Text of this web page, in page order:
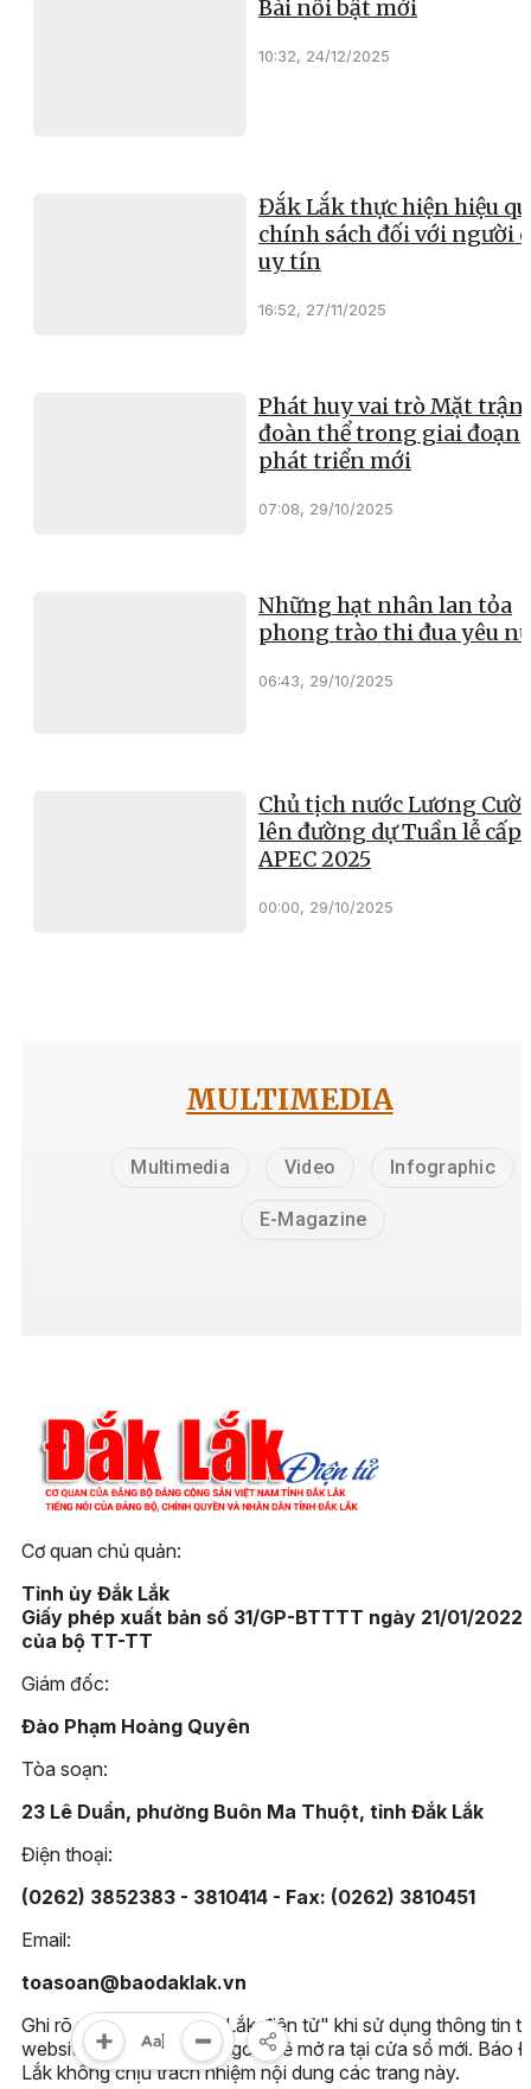
Bài nổi bật mới
10:32, 24/12/2025
Đắk Lắk thực hiện hiệu
chính sách đối với người
uy tín
16:52, 27/11/2025
Phát huy vai trò Mặt trận
đoàn thể trong giai đoạn
phát triển mới
07:08, 29/10/2025
Những hạt nhân lan tỏa
phong trào thi đua yêu
06:43, 29/10/2025
Chủ tịch nước Lương
lên đường dự Tuần lễ cấp
APEC 2025
00:00, 29/10/2025
MULTIMEDIA
Multimedia Video Infographic
E-Magazine
Cơ quan chủ quản:
Tỉnh ủy Đắk Lắk
Giấy phép xuất bản số 31/GP-BTTTT ngày 21/01/2022
của bộ TT-TT
Giám đốc:
Đào Phạm Hoàng Quyên
Tòa soạn:
23 Lê Duẩn, phường Buôn Ma Thuột, tỉnh Đắk Lắk
Điện thoại:
(0262) 3852383 - 3810414 - Fax: (0262) 3810451
Email:
toasoan@baodaklak.vn
Ghi rõ nguồn "Báo Đắk Lắk điện tử" khi sử dụng thông tin
website này. Các trang ngoài sẽ mở ra tại cửa sổ mới. Báo
Lắk không chịu trách nhiệm nội dung các trang này.